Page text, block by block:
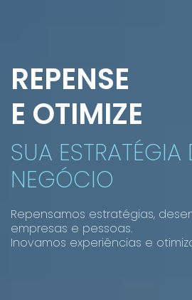
REPENSE
E OTIMIZE
SUA ESTRATÉGIA
NEGÓCIO
Repensamos estratégias,
empresas e pessoas.
Inovamos experiências e